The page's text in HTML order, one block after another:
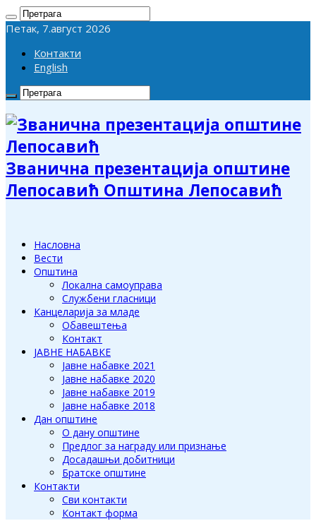
Петак, 7.август 2026
Контакти
English
Званична презентација општине
Лепосавић Општина Лепосавић
Насловна
Вести
Општина
Локална самоуправа
Службени гласници
Канцеларија за младе
Обавештења
Контакт
ЈАВНЕ НАБАВКЕ
Јавне набавке 2021
Јавне набавке 2020
Јавне набавке 2019
Јавне набавке 2018
Дан општине
О дану општине
Предлог за награду или признање
Досадашњи добитници
Братске општине
Контакти
Сви контакти
Контакт форма